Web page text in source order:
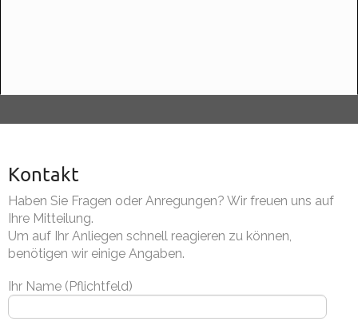
Kontakt
Haben Sie Fragen oder Anregungen? Wir freuen uns auf
Ihre Mitteilung.
Um auf Ihr Anliegen schnell reagieren zu können,
benötigen wir einige Angaben.
Ihr Name (Pflichtfeld)